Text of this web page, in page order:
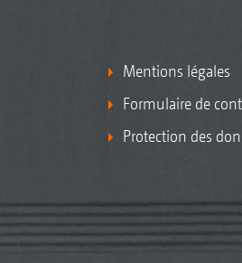
Mentions légales
Formulaire de
Protection des